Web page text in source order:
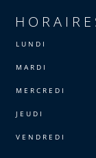
LUNDI
MARDI
MERCREDI
JEUDI
VENDREDI